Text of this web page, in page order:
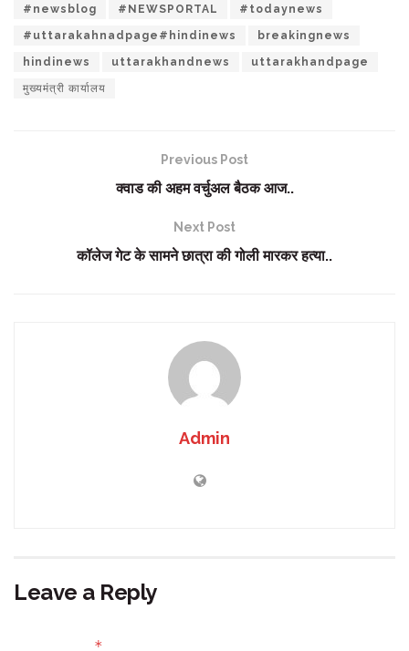
#newsblog #NEWSPORTAL #todaynews
#uttarakahnadpage#hindinews breakingnews
hindinews uttarakhandnews uttarakhandpage
मुख्यमंत्री कार्यालय
Previous Post
क्वाड की अहम वर्चुअल बैठक आज..
Next Post
कॉलेज गेट के सामने छात्रा की गोली मारकर हत्या..
Admin
Leave a Reply
*